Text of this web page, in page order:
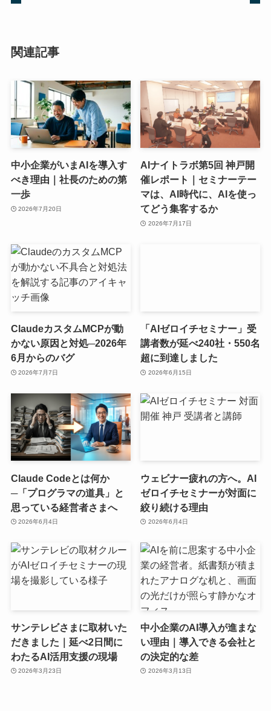
関連記事
中小企業がいまAIを導入す
べき理由｜社長のための第
一歩
2026年7月20日
AIナイトラボ第5回 神戸開
催レポート｜セミナーテー
マは、AI時代に、AIを使っ
てどう集客するか
2026年7月17日
ClaudeカスタムMCPが動
かない原因と対処─2026年
6月からのバグ
2026年7月7日
「AIゼロイチセミナー」受
講者数が延べ240社・550名
超に到達しました
2026年6月15日
Claude Codeとは何か
─「プログラマの道具」と
思っている経営者さまへ
2026年6月4日
ウェビナー疲れの方へ。AI
ゼロイチセミナーが対面に
絞り続ける理由
2026年6月4日
サンテレビさまに取材いた
だきました｜延べ2日間に
わたるAI活用支援の現場
2026年3月23日
中小企業のAI導入が進まな
い理由｜導入できる会社と
の決定的な差
2026年3月13日